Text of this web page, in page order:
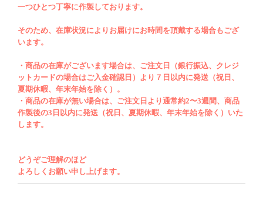
＊この度はご購入をありがとうございます。
弊社の個数欄「✔」につきましてはご注文用
になりますので、あらかじめご了承くださ
い。ご購入商品の在庫がございます場合、ご
注文日（銀行振込、クレジットカードの場合
はご入金確認日）より７日以内に発送（祝
日、夏期休暇、年末年始を除く）です。オー
ダー制により在庫が無い商品につきまして
に発送（祝日、夏期休暇、年末年始を除く）
いたします。どうぞご理解のほどよろしくお
一つひとつ丁寧に作製しております。
そのため、在庫状況によりお届けにお時間を頂戴する場合もござ
います。
・商品の在庫がございます場合は、ご注文日（銀行振込、クレジ
ットカードの場合はご入金確認日）より７日以内に発送（祝日、
夏期休暇、年末年始を除く）。
・商品の在庫が無い場合は、ご注文日より通常約2〜3週間、商品
作製後の3日以内に発送（祝日、夏期休暇、年末年始を除く）いた
します。
どうぞご理解のほど
よろしくお願い申し上げます。